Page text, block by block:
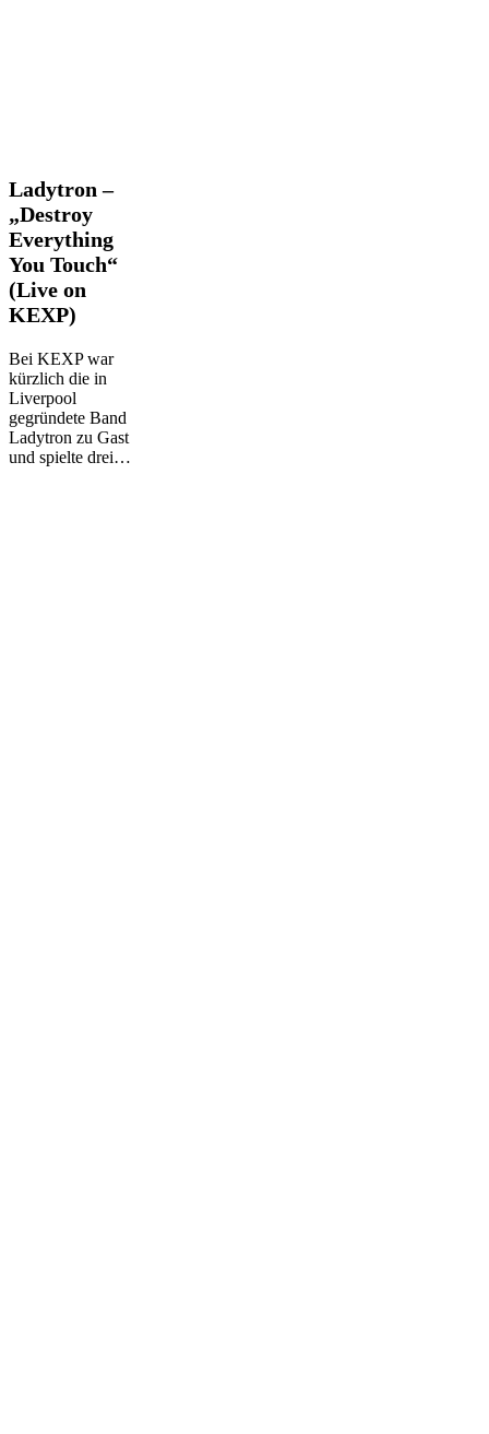
Ladytron
„Destroy
Everything
You
Touch“
(Live
on
Ladytron –
„Destroy
Everything
You Touch“
(Live on
KEXP)
Bei KEXP war
kürzlich die in
Liverpool
gegründete Band
Ladytron zu Gast
und spielte drei…